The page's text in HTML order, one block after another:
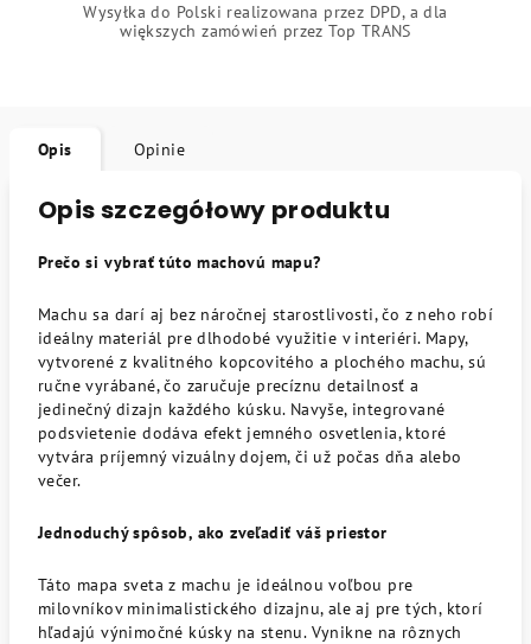
Wysyłka do Polski realizowana przez DPD, a dla
większych zamówień przez Top TRANS
Opis Opinie
Opis szczegółowy produktu
Prečo si vybrať túto machovú mapu?
Machu sa darí aj bez náročnej starostlivosti, čo z neho robí
ideálny materiál pre dlhodobé využitie v interiéri. Mapy,
vytvorené z kvalitného kopcovitého a plochého machu, sú
ručne vyrábané, čo zaručuje precíznu detailnosť a
jedinečný dizajn každého kúsku. Navyše, integrované
podsvietenie dodáva efekt jemného osvetlenia, ktoré
vytvára príjemný vizuálny dojem, či už počas dňa alebo
večer.
Jednoduchý spôsob, ako zveľadiť váš priestor
Táto mapa sveta z machu je ideálnou voľbou pre
milovníkov minimalistického dizajnu, ale aj pre tých, ktorí
hľadajú výnimočné kúsky na stenu. Vynikne na rôznych